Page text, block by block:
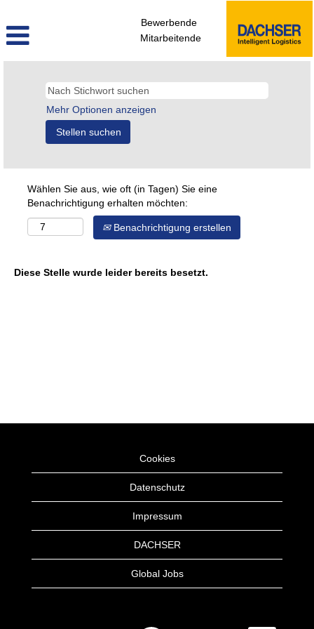
Bewerbende
Mitarbeitende
Mehr Optionen anzeigen
Wählen Sie aus, wie oft (in Tagen) Sie eine
Benachrichtigung erhalten möchten:
Benachrichtigung erstellen
Diese Stelle wurde leider bereits besetzt.
Cookies
Datenschutz
Impressum
DACHSER
Global Jobs